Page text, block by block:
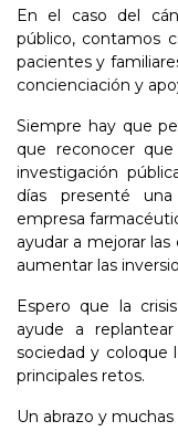
En el caso del
público, contamos
pacientes y
concienciación y
Siempre hay que
que reconocer
investigación
días presenté
empresa
ayudar a mejorar
aumentar las
Espero que la
ayude a
sociedad y coloque
principales retos.
Un abrazo y muchas